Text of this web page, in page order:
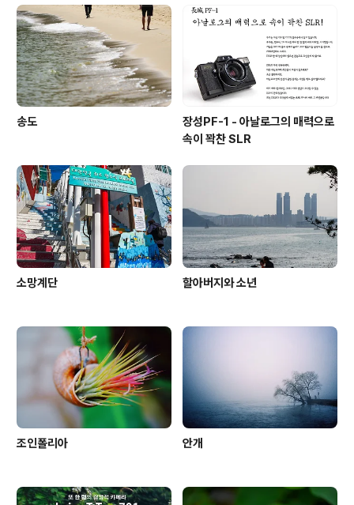
자만 느껴 언제나 그랬었지 꿈을 꾸는 것처럼 황금빛 노을
물든 창가에 서면 흐르는 구름 속에 고향을 그리듯이 마치
그런 맘으로 그댈 그리지
송도
장성PF-1 - 아날로그의 매력으로
속이 꽉찬 SLR
소망계단 할아버지와 소년
조인폴리아 안개